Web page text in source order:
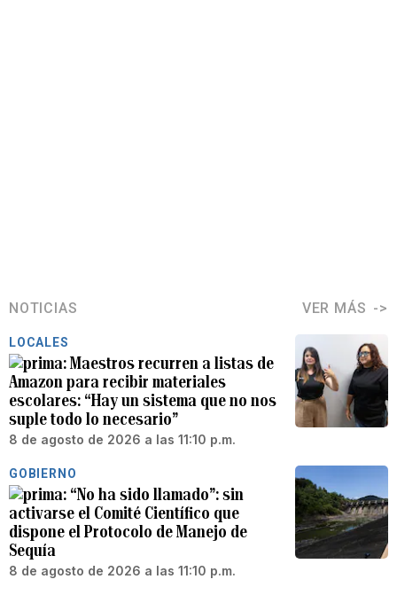
NOTICIAS VER MÁS
LOCALES
Maestros recurren a listas de
Amazon para recibir materiales
escolares: “Hay un sistema que no nos
suple todo lo necesario”
8 de agosto de 2026 a las 11:10 p.m.
GOBIERNO
“No ha sido llamado”: sin
activarse el Comité Científico que
dispone el Protocolo de Manejo de
Sequía
8 de agosto de 2026 a las 11:10 p.m.